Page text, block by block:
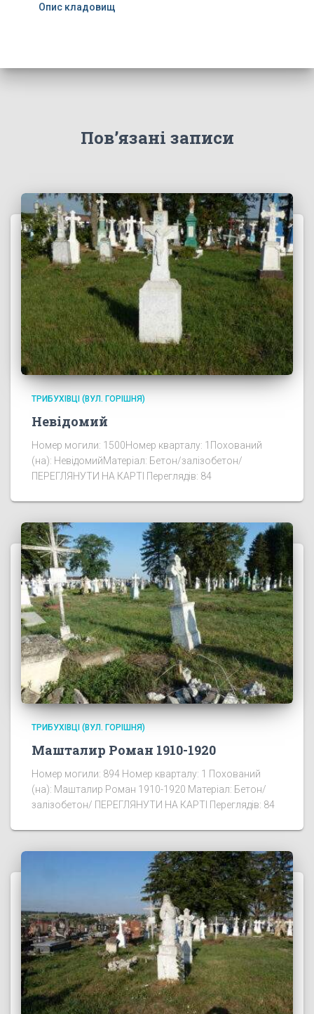
Опис кладовищ
Пов’язані записи
ТРИБУХІВЦІ (ВУЛ. ГОРІШНЯ)
Невідомий
Номер могили: 1500Номер кварталу: 1Похований
(на): НевідомийМатеріал: Бетон/залізобетон/
ПЕРЕГЛЯНУТИ НА КАРТІ Переглядів: 84
ТРИБУХІВЦІ (ВУЛ. ГОРІШНЯ)
Машталир Роман 1910-1920
Номер могили: 894 Номер кварталу: 1 Похований
(на): Машталир Роман 1910-1920 Матеріал: Бетон/
залізобетон/ ПЕРЕГЛЯНУТИ НА КАРТІ Переглядів: 84